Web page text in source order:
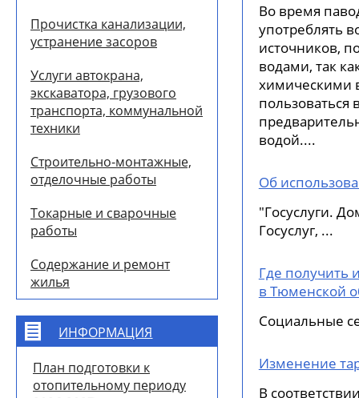
Прочистка канализации,
устранение засоров
Услуги автокрана,
экскаватора, грузового
транспорта, коммунальной
техники
Строительно-монтажные,
отделочные работы
Токарные и сварочные
работы
Содержание и ремонт
жилья
ИНФОРМАЦИЯ
План подготовки к
отопительному периоду
Во время
употреблять
источников,
водами, так
химическими
пользоваться
водой....
Об
"Госуслуги.
Госуслуг, ...
Где получить
в Тюменской
Социальные
Изменение
В